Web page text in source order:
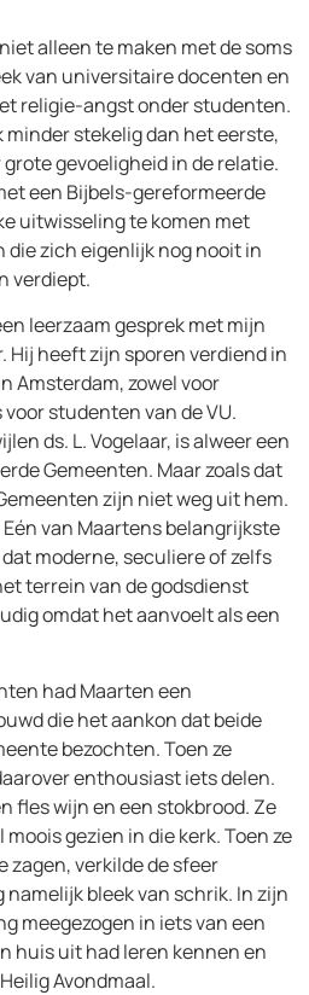
alleen te maken met de soms
van universitaire docenten en
religie-angst onder studenten.
stekelig dan het eerste,
gevoeligheid in de relatie.
een Bijbels-gereformeerde
uitwisseling te komen met
zich eigenlijk nog nooit in
verdiept.
leerzaam gesprek met mijn
Hij heeft zijn sporen verdiend in
Amsterdam, zowel voor
studenten van de VU.
ds. L. Vogelaar, is alweer een
Gemeenten. Maar zoals dat
zijn niet weg uit hem.
van Maartens belangrijkste
moderne, seculiere of zelfs
terrein van de godsdienst
omdat het aanvoelt als een
had Maarten een
die het aankon dat beide
bezochten. Toen ze
enthousiast iets delen.
fles wijn en een stokbrood. Ze
gezien in die kerk. Toen ze
zagen, verkilde de sfeer
bleek van schrik. In zijn
meegezogen in iets van een
huis uit had leren kennen en
Avondmaal.